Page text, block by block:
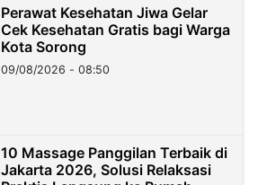
Perawat Kesehatan Jiwa Gelar
Cek Kesehatan Gratis bagi Warga
Kota Sorong
09/08/2026 - 08:50
10 Massage Panggilan Terbaik di
Jakarta 2026, Solusi Relaksasi